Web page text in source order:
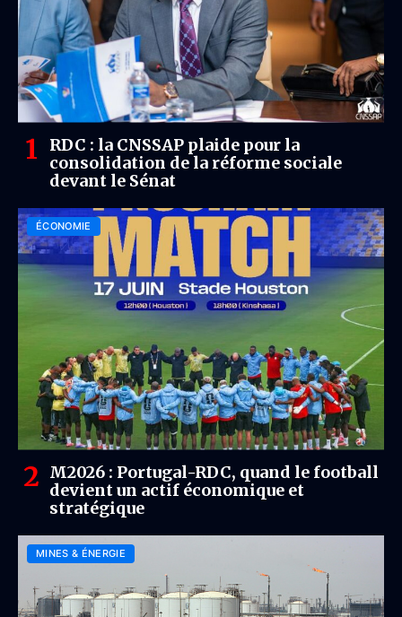
RDC : la CNSSAP plaide pour la
consolidation de la réforme sociale
devant le Sénat
ÉCONOMIE
M2026 : Portugal-RDC, quand le football
devient un actif économique et
stratégique
MINES & ÉNERGIE